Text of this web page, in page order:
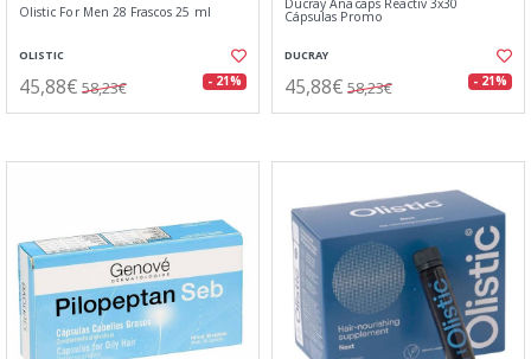
Olistic For Men 28 Frascos 25 ml
OLISTIC
45,88€ 58,23€ - 21%
Ducray Anacaps Reactiv 3x30
Cápsulas Promo
DUCRAY
45,88€ 58,23€ - 21%